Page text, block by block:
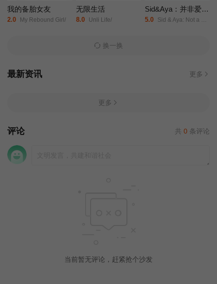
我的备胎女友
2.0 My Rebound Girl/
无限生活
8.0 Unli Life/
Sid&Aya：并非爱情故事
5.0 Sid & Aya: Not a Love Story/
换一换
最新资讯 更多
更多
评论 共 0 条评论
当前暂无评论，赶紧抢个沙发